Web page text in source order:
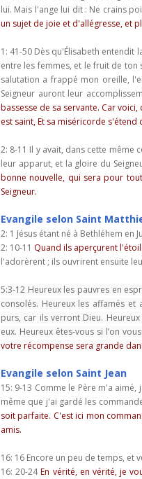
lui. Mais l'ange lui dit : Ne crains
un sujet de joie et d'allégresse, et
1: 41-50 Dès qu'Élisabeth entendit
entre les femmes, et le fruit de ton
salutation a frappé mon oreille,
Seigneur auront leur
bassesse de sa servante. Car
est saint, Et sa miséricorde s'étend
2: 8-11 Il y avait, dans cette même
leur apparut, et la gloire du
bonne nouvelle, qui sera pour
Seigneur.
Evangile selon Saint
2: 1 Jésus étant né à Bethléhem
2: 10-11 Quand ils aperçurent
l'adorèrent ; ils ouvrirent ensuite
5:3-12 Heureux les pauvres en
consolés. Heureux les affamés et
purs, car ils verront Dieu.
eux. Heureux êtes-vous si l’on
votre récompense sera grande
Evangile selon Saint Jean
15: 9-13 Comme le Père m'a
même que j'ai gardé les
soit parfaite. C'est ici mon
amis.
16: 16 Encore un peu de temps, et
16: 20-24En vérité, en vérité, je